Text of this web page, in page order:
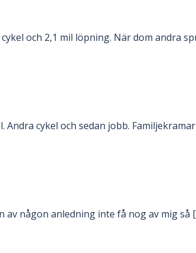
och 2,1 mil löpning. När dom andra
cykel och sedan jobb.
någon anledning inte få nog av mig så